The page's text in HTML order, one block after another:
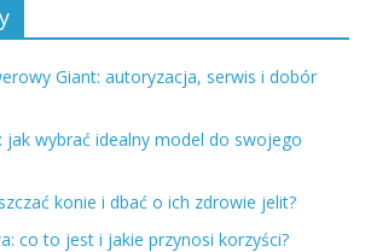
Giant: autoryzacja, serwis i dobór
jak wybrać idealny model do swojego
konie i dbać o ich zdrowie jelit?
co to jest i jakie przynosi korzyści?